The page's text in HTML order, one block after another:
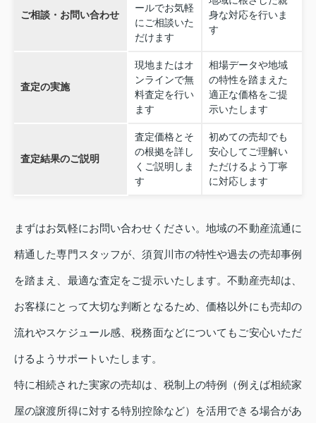
ご相談・お問い合わせ
ールでお気軽
にご相談いた
だけます
身な対応を行いま
す
査定の実施
現地またはオ
ンラインで無
料査定を行い
ます
相場データや地域
の特性を踏まえた
適正な価格をご提
示いたします
査定結果のご説明
査定価格とそ
の根拠を詳し
くご説明しま
す
初めての売却でも
安心してご理解い
ただけるよう丁寧
に対応します
まずはお気軽にお問い合わせください。地域の不動産流通に
精通した専門スタッフが、須賀川市の特性や過去の売却事例
を踏まえ、最適な査定をご提示いたします。不動産売却は、
お客様にとって大切な判断となるため、価格以外にも売却の
流れやスケジュール感、税務面などについてもご安心いただ
けるようサポートいたします。
特に相続された実家の売却は、税制上の特例（例えば相続家
屋の譲渡所得に対する特別控除など）を活用できる場合があ